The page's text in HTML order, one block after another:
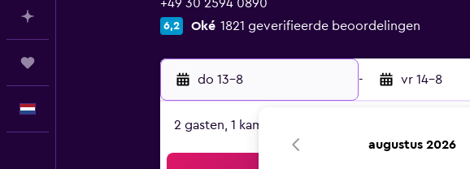
+49 30 2594 0890
6,2 Oké 1821 geverifieerde beoordelingen
do 13-8 - vr 14-8
2 gasten, 1 kamer
augustus 2026